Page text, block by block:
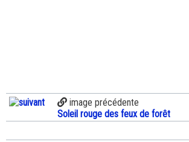
image précédente
Soleil rouge des feux de forêt